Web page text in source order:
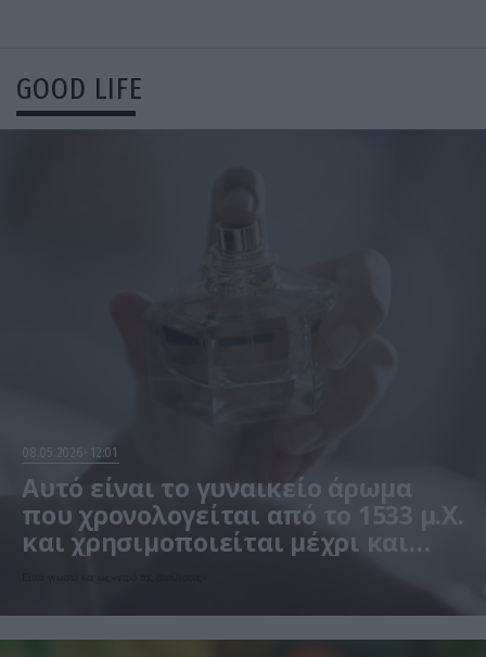
GOOD LIFE
08.05.2026 12:01
Αυτό είναι το γυναικείο άρωμα
που χρονολογείται από το 1533 μ.Χ.
και χρησιμοποιείται μέχρι και